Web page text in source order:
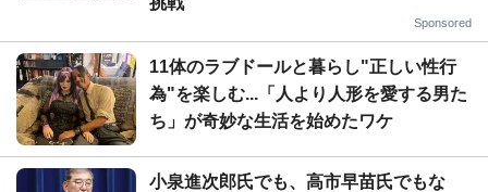
Sponsored
11体のラブドールと暮らし"正しい性行
為"を楽しむ...「人より人形を愛する男た
ち」が奇妙な生活を始めたワケ
小泉進次郎氏でも、高市早苗氏でもな